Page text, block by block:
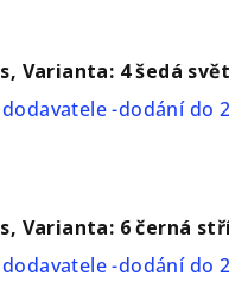
Varianta: 4 šedá
-dodání do
Varianta: 6 černá
-dodání do